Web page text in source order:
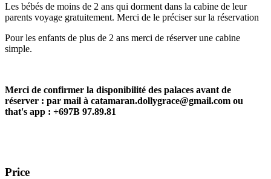
Les bébés de moins de 2 ans qui dorment dans la cabine de leur
parents voyage gratuitement. Merci de le préciser sur la réservation
Pour les enfants de plus de 2 ans merci de réserver une cabine
simple.
Merci de confirmer la disponibilité des palaces avant de
réserver : par mail à catamaran.dollygrace@gmail.com ou
that's app : +697B 97.89.81
Price